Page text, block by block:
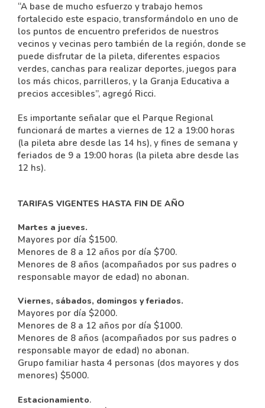
“A base de mucho esfuerzo y trabajo hemos
fortalecido este espacio, transformándolo en uno de
los puntos de encuentro preferidos de nuestros
vecinos y vecinas pero también de la región, donde se
puede disfrutar de la pileta, diferentes espacios
verdes, canchas para realizar deportes, juegos para
los más chicos, parrilleros, y la Granja Educativa a
precios accesibles”, agregó Ricci.
Es importante señalar que el Parque Regional
funcionará de martes a viernes de 12 a 19:00 horas
(la pileta abre desde las 14 hs), y fines de semana y
feriados de 9 a 19:00 horas (la pileta abre desde las
12 hs).
TARIFAS VIGENTES HASTA FIN DE AÑO
Martes a jueves.
Mayores por día $1500.
Menores de 8 a 12 años por día $700.
Menores de 8 años (acompañados por sus padres o
responsable mayor de edad) no abonan.
Viernes, sábados, domingos y feriados.
Mayores por día $2000.
Menores de 8 a 12 años por día $1000.
Menores de 8 años (acompañados por sus padres o
responsable mayor de edad) no abonan.
Grupo familiar hasta 4 personas (dos mayores y dos
menores) $5000.
Estacionamiento.